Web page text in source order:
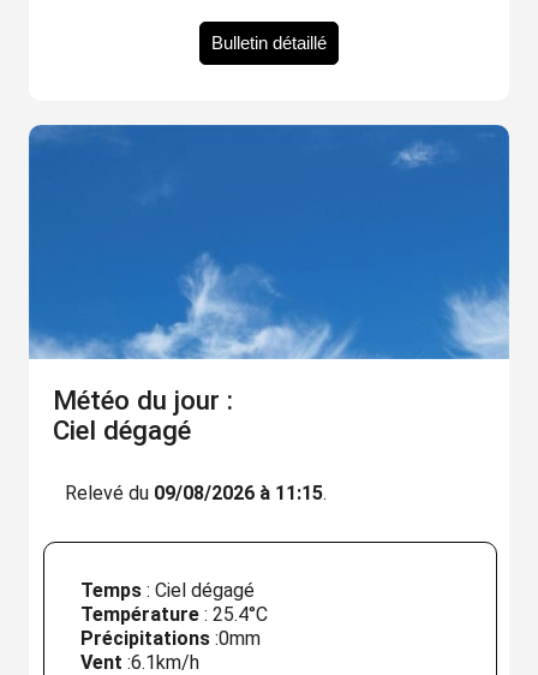
Bulletin détaillé
Météo du jour :
Ciel dégagé
Relevé du 09/08/2026 à 11:15.
Temps: Ciel dégagé
Température: 25.4°C
Précipitations:0mm
Vent :6.1km/h